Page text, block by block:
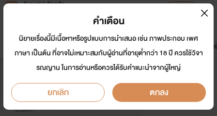
Tunwalai ธัญวลัย
หน้าแรก นิยาย อีบุ๊ก การ์ตูน
มาใหม่
ดรีมแชท ธัญลิสต์
ถึงร้ายก็รัก ( SM25+)
นักเขียน: unyamanee777
อีโรติก
คำเตือน
นิยายเรื่องนี้มีเนื้อหาหรือรูปแบบการนำเสนอ เช่น ภาพประกอบ เพศ
ภาษา เป็นต้น ที่อาจไม่เหมาะสมกับผู้อ่านที่อายุต่ำกว่า 18 ปี ควรใช้วิจา
รณญาน ในการอ่านหรือควรได้รับคำแนะนำจากผู้ใหญ่
ยกเลิก ตกลง